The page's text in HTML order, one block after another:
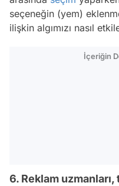
seçeneğin (yem)
ilişkin algımızı nasıl
İçeriğin
6. Reklam